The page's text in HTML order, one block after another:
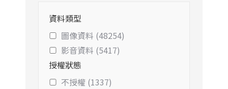
資料類型
圖像資料 (48254)
影音資料 (5417)
授權狀態
不授權 (1337)